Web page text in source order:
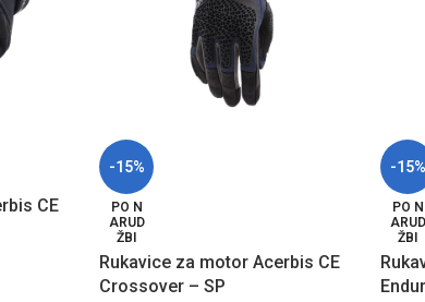
CE
-15%
PO N
ARUD
ŽBI
Rukavice za motor Acerbis CE
Crossover – SP
-15%
PO N
ARUD
ŽBI